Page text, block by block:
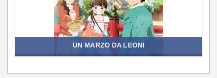
UN MARZO DA LEONI